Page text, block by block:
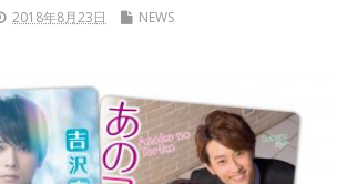
2018年8月23日 NEWS